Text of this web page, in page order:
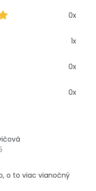
0x
1x
0x
0x
o to viac vianočný